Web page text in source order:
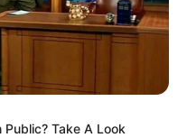
Take A Look